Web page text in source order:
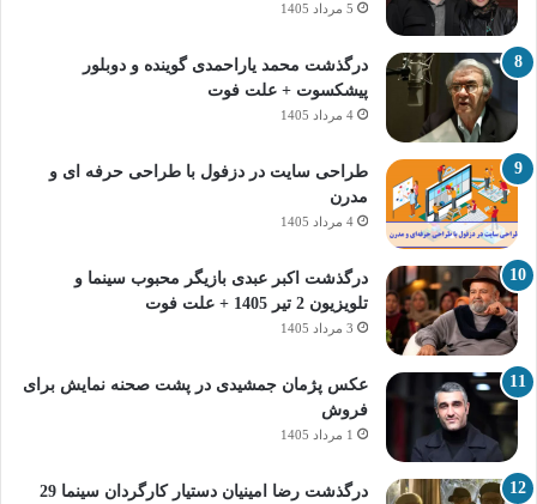
5 مرداد 1405
درگذشت محمد یاراحمدی گوینده و دوبلور
پیشکسوت + علت فوت
4 مرداد 1405
طراحی سایت در دزفول با طراحی حرفه‌ ای و
مدرن
4 مرداد 1405
درگذشت اکبر عبدی بازیگر محبوب سینما و
تلویزیون 2 تیر 1405 + علت فوت
3 مرداد 1405
عکس پژمان جمشیدی در پشت صحنه نمایش برای
فروش
1 مرداد 1405
درگذشت رضا امینیان دستیار کارگردان سینما 29